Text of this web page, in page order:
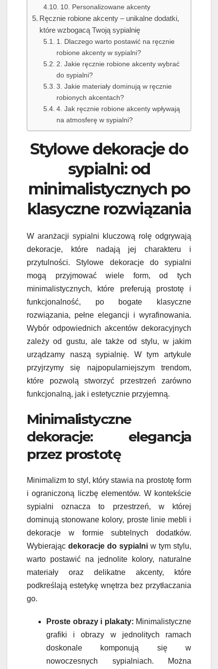
10. Personalizowane akcenty
Ręcznie robione akcenty – unikalne dodatki,
które wzbogacą Twoją sypialnię
1. Dlaczego warto postawić na ręcznie
robione akcenty w sypialni?
2. Jakie ręcznie robione akcenty wybrać
do sypialni?
3. Jakie materiały dominują w ręcznie
robionych akcentach?
4. Jak ręcznie robione akcenty wpływają
na atmosferę w sypialni?
Stylowe dekoracje do
sypialni: od
minimalistycznych po
klasyczne rozwiązania
W aranżacji sypialni kluczową rolę odgrywają
dekoracje, które nadają jej charakteru i
przytulności. Stylowe dekoracje do sypialni
mogą przyjmować wiele form, od tych
minimalistycznych, które preferują prostotę i
funkcjonalność, po bogate klasyczne
rozwiązania, pełne elegancji i wyrafinowania.
Wybór odpowiednich akcentów dekoracyjnych
zależy od gustu, ale także od stylu, w jakim
urządzamy naszą sypialnię. W tym artykule
przyjrzymy się najpopularniejszym trendom,
które pozwolą stworzyć przestrzeń zarówno
funkcjonalną, jak i estetycznie przyjemną.
Minimalistyczne
dekoracje: elegancja
przez prostotę
Minimalizm to styl, który stawia na prostotę form
i ograniczoną liczbę elementów. W kontekście
sypialni oznacza to przestrzeń, w której
dominują stonowane kolory, proste linie mebli i
dekoracje w formie subtelnych dodatków.
Wybierając dekoracje do sypialni w tym stylu,
warto postawić na jednolite kolory, naturalne
materiały oraz delikatne akcenty, które
podkreślają estetykę wnętrza bez przytłaczania
go.
Proste obrazy i plakaty: Minimalistyczne
grafiki i obrazy w jednolitych ramach
doskonale komponują się w
nowoczesnych sypialniach. Można